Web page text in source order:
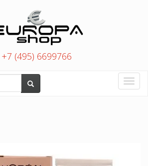
+7 (495) 6699766
Toggle